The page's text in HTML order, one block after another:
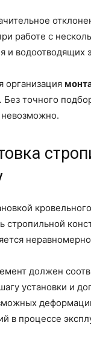
работе с
и водоотводящих
организация
Без точного
невозможно.
стропильной
должен
установки и
в процессе